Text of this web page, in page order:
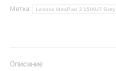
Метка: Lenovo IdeaPad 3 15IAU7 Grey
Описание